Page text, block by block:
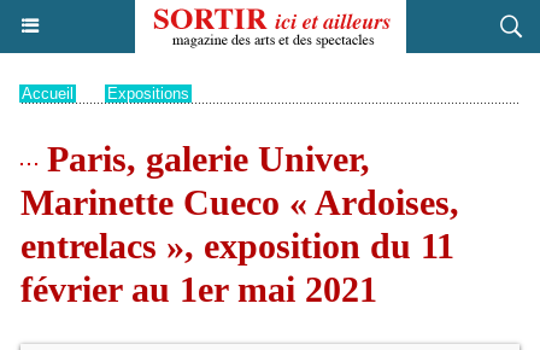
Accueil Expositions
Paris, galerie Univer,
Marinette Cueco « Ardoises,
entrelacs », exposition du 11
février au 1er mai 2021